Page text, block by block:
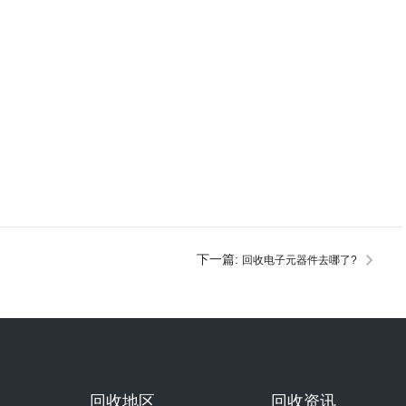
下一篇: 回收电子元器件去哪了?
回收地区 回收资讯